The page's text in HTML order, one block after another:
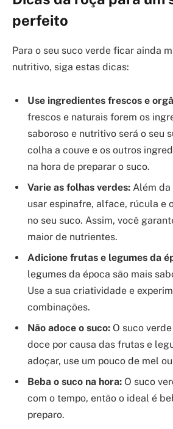
perfeito
Para o seu suco verde ficar ainda
nutritivo, siga estas dicas:
Use ingredientes frescos e
frescos e naturais forem os
saboroso e nutritivo será o seu
colha a couve e os outros
na hora de preparar o suco.
Varie as folhas verdes: Além da
usar espinafre, alface, rúcula e
no seu suco. Assim, você
maior de nutrientes.
Adicione frutas e legumes da
legumes da época são mais
Use a sua criatividade e
combinações.
Não adoce o suco: O suco
doce por causa das frutas e
adoçar, use um pouco de mel
Beba o suco na hora: O suco
com o tempo, então o ideal é
preparo.